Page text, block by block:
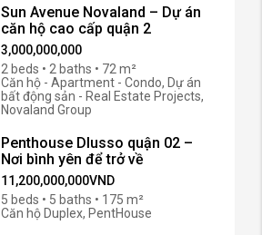
Sun Avenue Novaland – Dự án
căn hộ cao cấp quận 2
3,000,000,000
2 beds • 2 baths • 72 m²
Căn hộ - Apartment - Condo, Dự án
bất động sản - Real Estate Projects,
Novaland Group
Penthouse Dlusso quận 02 –
Nơi bình yên để trở về
11,200,000,000VND
5 beds • 5 baths • 175 m²
Căn hộ Duplex, PentHouse